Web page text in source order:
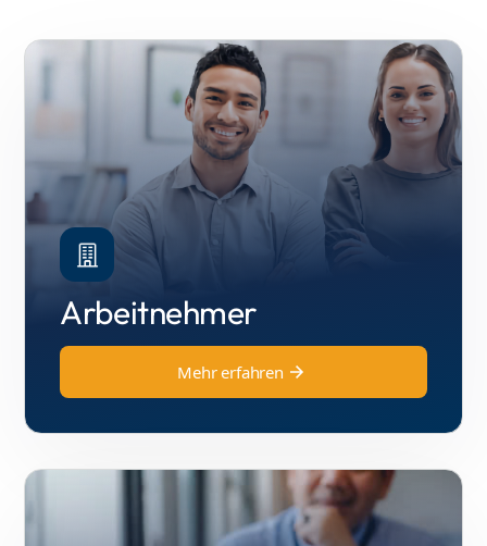
Arbeitnehmer
Mehr erfahren